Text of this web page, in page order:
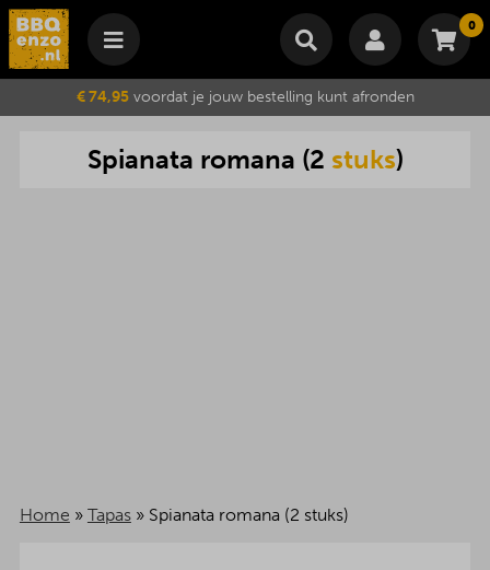
0
Winkelmand
Je winkelwagen is momenteel leeg.
Subtotaal €
Wijzig winkelmand Bestellen
€ 74,95voordat je jouw bestelling kunt afronden
Spianata romana (2 stuks)
Home » Tapas» Spianata romana (2 stuks)